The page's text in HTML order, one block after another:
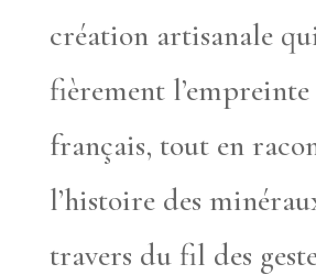
création artisanale
fièrement
français, tout en
l’histoire des
travers du fil des